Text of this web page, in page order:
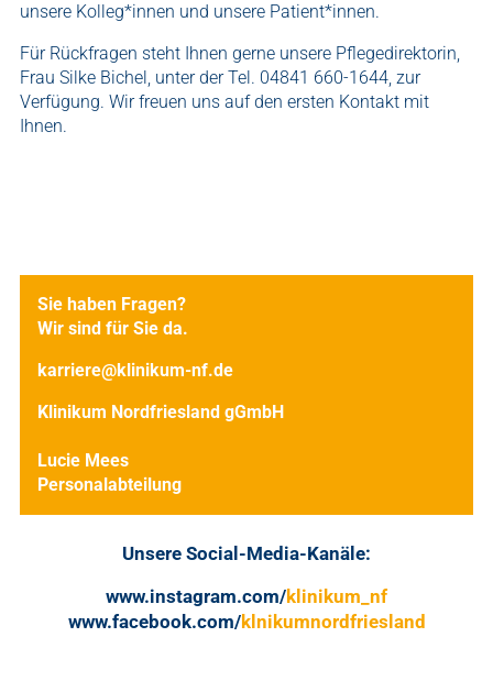
unsere Kolleg*innen und unsere Patient*innen.
Für Rückfragen steht Ihnen gerne unsere Pflegedirektorin,
Frau Silke Bichel, unter der Tel. 04841 660-1644, zur
Verfügung. Wir freuen uns auf den ersten Kontakt mit
Ihnen.
Sie haben Fragen?
Wir sind für Sie da.
karriere@klinikum-nf.de
Klinikum Nordfriesland gGmbH
Lucie Mees
Personalabteilung
Unsere Social-Media-Kanäle:
www.instagram.com/klinikum_nf
www.facebook.com/klnikumnordfriesland